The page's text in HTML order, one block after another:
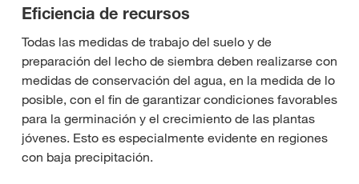
Eficiencia de recursos
Todas las medidas de trabajo del suelo y de
preparación del lecho de siembra deben realizarse con
medidas de conservación del agua, en la medida de lo
posible, con el fin de garantizar condiciones favorables
para la germinación y el crecimiento de las plantas
jóvenes. Esto es especialmente evidente en regiones
con baja precipitación.